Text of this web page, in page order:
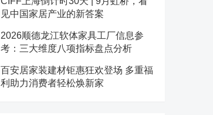
见中国家居产业的新答案
2026顺德龙江软体家具工厂信息参
考：三大维度八项指标盘点分析
百安居家装建材钜惠狂欢登场 多重福
利助力消费者轻松焕新家